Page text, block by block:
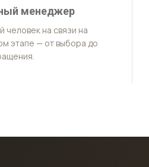
менеджер
человек на связи на
этапе — от выбора до